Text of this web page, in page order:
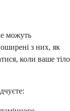
можуть
з них, як
коли ваше тіло